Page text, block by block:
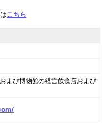
こちら
よび博物館の経営飲食店および